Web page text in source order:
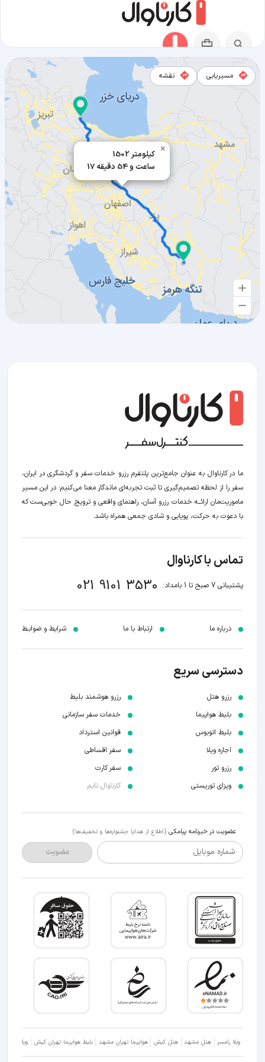
1502 کیلومتر
17 ساعت و 54 دقیقه
×
مسیریابی نقشه
مسیر هشتپر به بافت
ما در کارناوال به عنوان جامع‌ترین پلتفرم رزرو خدمات سفر و گردشگری در ایران،
سفر را از لحظه‌ تصمیم‌گیری تا ثبت تجربه‌ای ماندگار معنا می‌کنیم؛ در این مسیر‍
ماموریت‌مان اراﺋــﻪ خدمات رزرو آسان، راهنمای واقعی و ترویج حال خوبی‌ست که
با دعوت به حرکت، پویایی و شادی جمعی همراه باشد.
تماس با کارناوال
پشتیبانی 7 صبح تا 1 بامداد: 021 9101 3530
درباره ما ارتباط با ما شرایط و ضوابـط
دسترسی سریع
رزرو هتل
بلیط هواپیما
بلیط اتوبوس
اجاره ویلا
رزرو تور
ویزای توریستی
رزرو هوشمند بلیط
خدمات سفر سازمانی
قوانین استرداد
سفر اقساطی
سفر کارت
کارناوال تایم
عضویت در خبرنامه پیامکی (اطلاع از هدایا جشنواره‌ها و تخفیف‌ها)
شماره موبایل عضویت
ویلا رامسر هتل مشهد هتل کیش هواپیما تهران مشهد بلیط هواپیما تهران کیش ویلا شمال